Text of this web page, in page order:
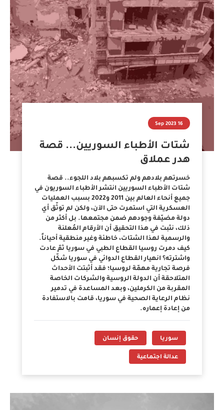
16 Sep 2023
شتات الأطباء السوريين... قصة
هدر عملاق
خسرتهم بلادهم ولم تكسبهم بلاد اللجوء.. قصة
شتات الأطباء السوريين انتشر الأطباء السوريون في
جميع أنحاء العالم بين 2011 و2022 بسبب العمليات
العسكرية التي استمرت حتى الآن، ولكن لم توثّق أي
دولة مضيّفة وجودهم ضمن مجتمعها. بل أكثر من
ذلك، نثبت في هذا التحقيق أن الأرقام المُعلنة
والرسمية لهذا الشتات، خاطئة وغير منطقية أحياناً.
كيف دمرت روسيا القطاع الطبي في سوريا ثمّ عادت
واشترته؟ انهيار القطاع الدوائي في سوريا شكّل
فرصة تجارية مهمّة لروسيا؛ فقد أثبتت الأحداث
المتلاحقة أن الدولة الروسية والشركات الخاصة
المقربة من الكرملين، وبعد المساعدة في تدمير
نظام الرعاية الصحية في سوريا، قامت بالاستفادة
من إعادة إعماره.
سوريا حقوق إنسان
عدالة اجتماعية